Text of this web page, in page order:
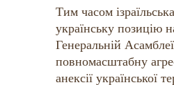
Тим часом
українську позицію
Генеральній
повномасштабну
анексії української